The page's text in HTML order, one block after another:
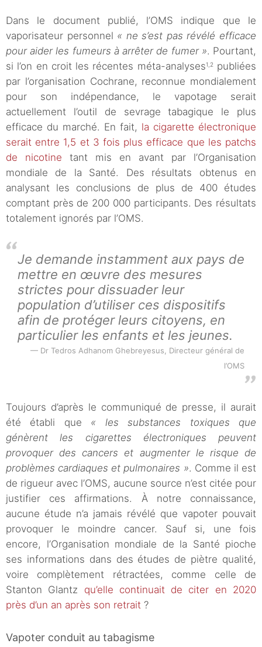
Dans le document publié, l’OMS indique que le
vaporisateur personnel « ne s’est pas révélé efficace
pour aider les fumeurs à arrêter de fumer ». Pourtant,
si l’on en croit les récentes méta-analyses1,2publiées
par l’organisation Cochrane, reconnue mondialement
pour son indépendance, le vapotage serait
actuellement l’outil de sevrage tabagique le plus
efficace du marché. En fait, la cigarette électronique
serait entre 1,5 et 3 fois plus efficace que les patchs
de nicotine tant mis en avant par l’Organisation
mondiale de la Santé. Des résultats obtenus en
analysant les conclusions de plus de 400 études
comptant près de 200 000 participants. Des résultats
totalement ignorés par l’OMS.
Je demande instamment aux pays de
mettre en œuvre des mesures
strictes pour dissuader leur
population d’utiliser ces dispositifs
afin de protéger leurs citoyens, en
particulier les enfants et les jeunes.
Dr Tedros Adhanom Ghebreyesus, Directeur général de
l’OMS
Toujours d’après le communiqué de presse, il aurait
été établi que « les substances toxiques que
génèrent les cigarettes électroniques peuvent
provoquer des cancers et augmenter le risque de
problèmes cardiaques et pulmonaires ». Comme il est
de rigueur avec l’OMS, aucune source n’est citée pour
justifier ces affirmations. À notre connaissance,
aucune étude n’a jamais révélé que vapoter pouvait
provoquer le moindre cancer. Sauf si, une fois
encore, l’Organisation mondiale de la Santé pioche
ses informations dans des études de piètre qualité,
voire complètement rétractées, comme celle de
Stanton Glantz qu’elle continuait de citer en 2020
près d’un an après son retrait ?
Vapoter conduit au tabagisme